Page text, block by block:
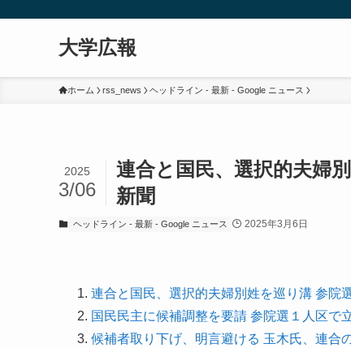
大学広報
ホーム rss_news ヘッドライン - 最新 - Google ニュース
連合と国民、選択的夫婦
新聞
2025
3/06
ヘッドライン - 最新 - Google ニュース 2025年3月6日
連合と国民、選択的夫婦別姓を巡り溝 参院
国民民主に候補調整を要請 参院選１人区で
候補者取り下げ、明言避ける 玉木氏、連合